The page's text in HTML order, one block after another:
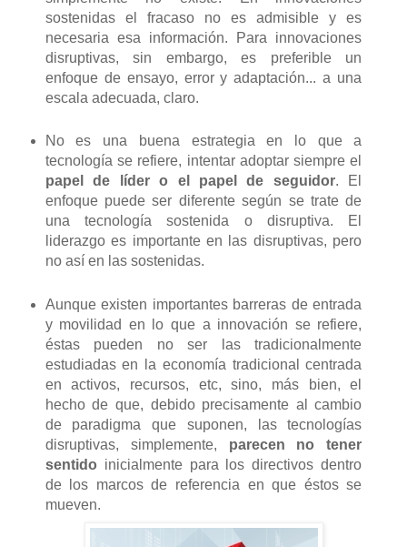
sostenidas el fracaso no es admisible y es
necesaria esa información. Para innovaciones
disruptivas, sin embargo, es preferible un
enfoque de ensayo, error y adaptación... a una
escala adecuada, claro.
No es una buena estrategia en lo que a
tecnología se refiere, intentar adoptar siempre el
papel de líder o el papel de seguidor. El
enfoque puede ser diferente según se trate de
una tecnología sostenida o disruptiva. El
liderazgo es importante en las disruptivas, pero
no así en las sostenidas.
Aunque existen importantes barreras de entrada
y movilidad en lo que a innovación se refiere,
éstas pueden no ser las tradicionalmente
estudiadas en la economía tradicional centrada
en activos, recursos, etc, sino, más bien, el
hecho de que, debido precisamente al cambio
de paradigma que suponen, las tecnologías
disruptivas, simplemente, parecen no tener
sentido inicialmente para los directivos dentro
de los marcos de referencia en que éstos se
mueven.